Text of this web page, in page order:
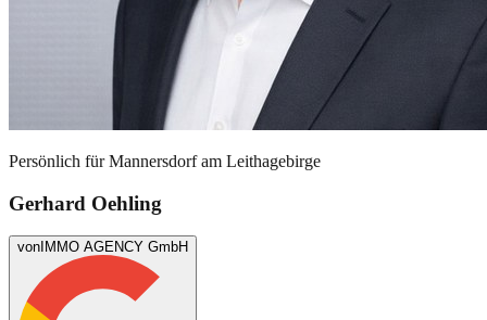
Persönlich fürMannersdorf am Leithagebirge
Gerhard Oehling
von IMMO AGENCY GmbH